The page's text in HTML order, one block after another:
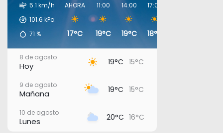
5.1 km/h
101.6 kPa
71 %
AHORA
17°C
11:00
19°C
14:00
19°C
17:00
18°C
8 de agosto
Hoy 19°C 15°C
9 de agosto
Mañana 19°C 15°C
10 de agosto
Lunes 20°C 16°C